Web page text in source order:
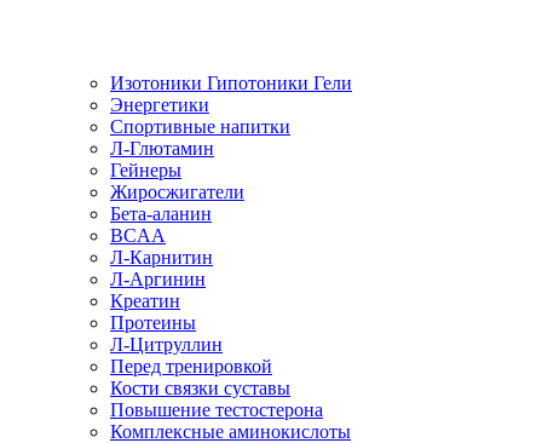
Изотоники Гипотоники Гели
Энергетики
Спортивные напитки
Л-Глютамин
Гейнеры
Жиросжигатели
Бета-аланин
BCAA
Л-Карнитин
Л-Аргинин
Креатин
Протеины
Л-Цитруллин
Перед тренировкой
Кости связки суставы
Повышение тестостерона
Комплексные аминокислоты